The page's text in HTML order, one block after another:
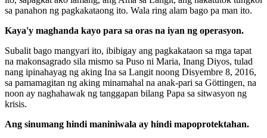
sa panahon ng pagkakataong ito. Wala ring alam bago pa man ito.
Kaya'y maghanda kayo para sa oras na iyan ng operasyon.
Subalit bago mangyari ito, ibibigay ang pagkakataon sa mga tapat
na makonsagrado sila mismo sa Puso ni Maria, Inang Diyos, tulad
nang ipinahayag ng aking Ina sa Langit noong Disyembre 8, 2016,
sa pamamagitan ng aking minamahal na anak-pari sa Göttingen, na
noon ay naghahawak ng tanggapan bilang Papa sa sitwasyon ng
krisis.
Ang sinumang hindi maniniwala ay hindi mapoprotektahan.